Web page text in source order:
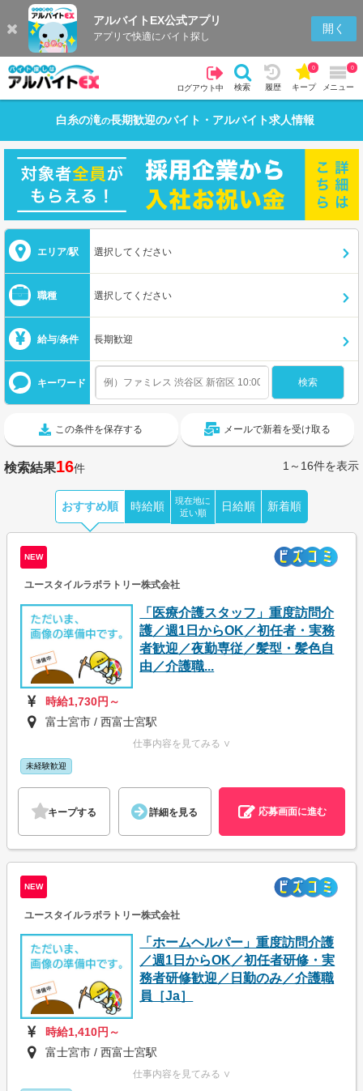
アルバイトEX公式アプリ
アプリで快適にバイト探し
開く
ログアウト中 検索 履歴 キープ
0
メニュー
0
白糸の滝の長期歓迎のバイト・アルバイト求人情報
エリア/駅 選択してください
職種 選択してください
給与/条件 長期歓迎
キーワード
この条件を保存する メールで新着を受け取る
検索結果16件 1～16件を表示
おすすめ順 時給順
現在地に
近い順
日給順 新着順
NEW
ユースタイルラボラトリー株式会社
「医療介護スタッフ」重度訪問介
護／週1日からOK／初任者・実務
者歓迎／夜勤専従／髪型・髪色自
由／介護職...
時給1,730円～
富士宮市 / 西富士宮駅
仕事内容を見てみる ∨
未経験歓迎
キープする 詳細を見る 応募画面に進む
NEW
ユースタイルラボラトリー株式会社
「ホームヘルパー」重度訪問介護
／週1日からOK／初任者研修・実
務者研修歓迎／日勤のみ／介護職
員［Ja］
時給1,410円～
富士宮市 / 西富士宮駅
仕事内容を見てみる ∨